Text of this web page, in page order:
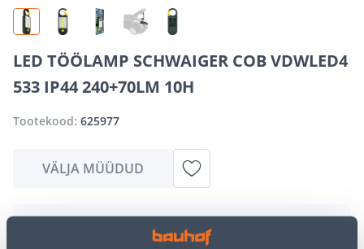
LED TÖÖLAMP SCHWAIGER COB VDWLED4
533 IP44 240+70LM 10H
Tootekood: 625977
VÄLJA MÜÜDUD
Vabandame, kuid teavitame teid, et soovitud toode on
hetkel suure nõudluse tõttu ajutiselt otsas. Siiski